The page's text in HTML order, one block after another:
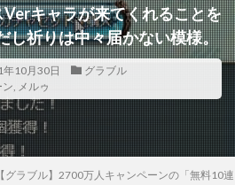
キャラが来てくれることを
し祈りは中々届かない模様。
年10月30日
グラブル
, メルゥ
【グラブル】2700万人キャンペーンの「無料